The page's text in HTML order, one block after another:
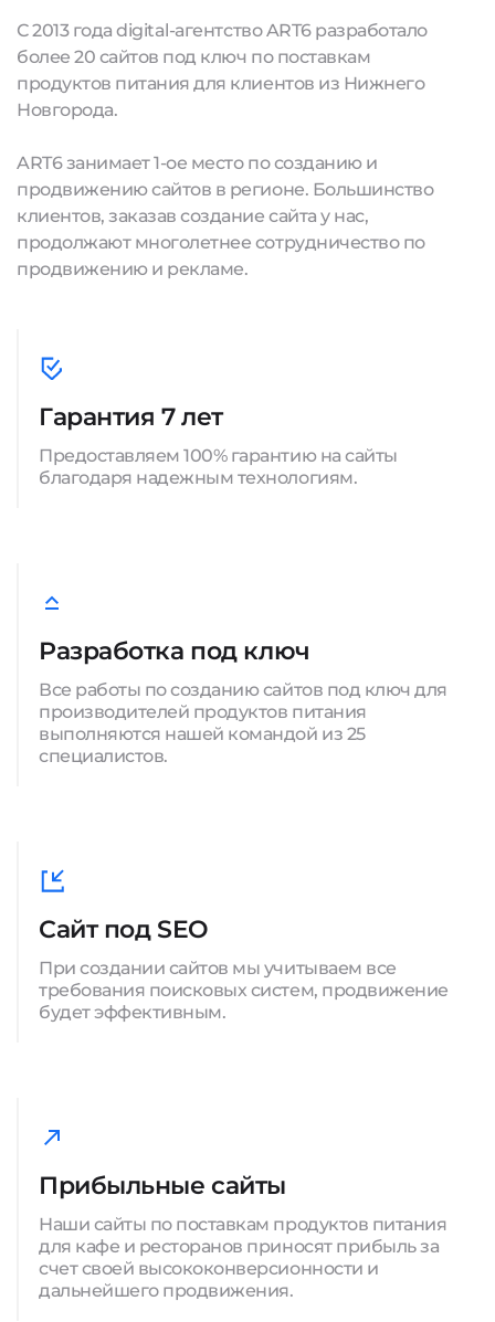
С 2013 года digital-агентство ART6 разработало
более 20 сайтов под ключ по поставкам
продуктов питания для клиентов из Нижнего
Новгорода.
ART6 занимает 1-ое место по созданию и
продвижению сайтов в регионе. Большинство
клиентов, заказав создание сайта у нас,
продолжают многолетнее сотрудничество по
продвижению и рекламе.
Гарантия 7 лет
Предоставляем 100% гарантию на сайты
благодаря надежным технологиям.
Разработка под ключ
Все работы по созданию сайтов под ключ для
производителей продуктов питания
выполняются нашей командой из 25
специалистов.
Сайт под SEO
При создании сайтов мы учитываем все
требования поисковых систем, продвижение
будет эффективным.
Прибыльные сайты
Наши сайты по поставкам продуктов питания
для кафе и ресторанов приносят прибыль за
счет своей высококонверсионности и
дальнейшего продвижения.